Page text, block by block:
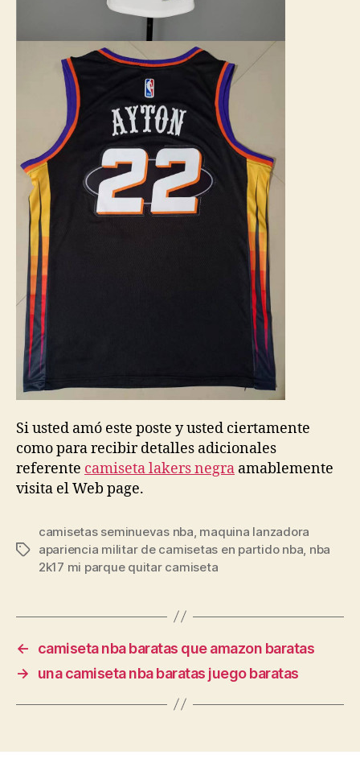
Si usted amó este poste y usted ciertamente
como para recibir detalles adicionales
referente camiseta lakers negra amablemente
visita el Web page.
Etiquetas
camisetas seminuevas nba, maquina lanzadora
apariencia militar de camisetas en partido nba, nba
2k17 mi parque quitar camiseta
←
camiseta nba baratas que amazon baratas
→
una camiseta nba baratas juego baratas